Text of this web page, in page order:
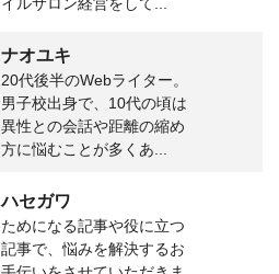
イルサロン経営をして...
ナオユキ
20代後半のWebライター。
男子校出身で、10代の頃は
異性との会話や距離の縮め
方に悩むことが多くあ...
ハセガワ
ためになる記事や役に立つ
記事で、悩みを解決するお